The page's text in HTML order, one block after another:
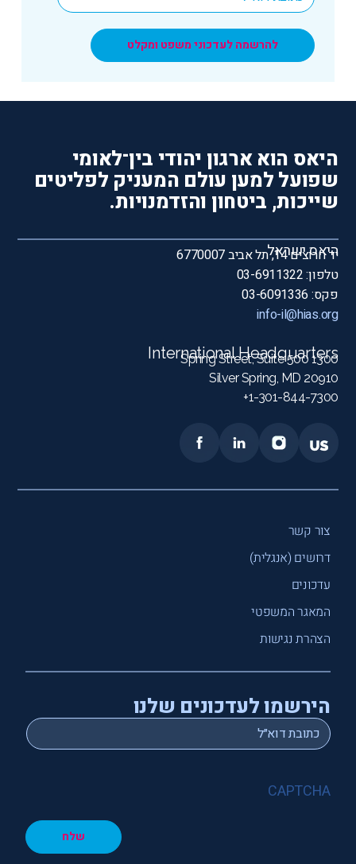
להרשמה לעדכוני משפט ומקלט
היאס הוא ארגון יהודי בין־לאומי
שפועל למען עולם המעניק לפליטים
שייכות, ביטחון והזדמנויות.
היאס ישראל
יד חרוצים 14, תל אביב 6770007
טלפון: 03-6911322
פקס: 03-6091336
info-il@hias.org
International Headquarters
1300 Spring Street, Suite 500
Silver Spring, MD 20910
1-301-844-7300+
צור קשר
דרושים (אנגלית)
עדכונים
המאגר המשפטי
הצהרת נגישות
הירשמו לעדכונים שלנו
Email
*
CAPTCHA
שלח